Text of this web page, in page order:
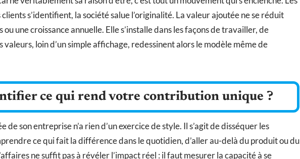
s’identifient, la société salue l’originalité. La valeur ajoutée ne se réduit
ou une croissance annuelle. Elle s’installe dans les façons de travailler, de
valeurs, loin d’un simple affichage, redessinent alors le modèle même de
ce qui rend votre contribution unique ?
son entreprise n’a rien d’un exercice de style. Il s’agit de disséquer les
ce qui fait la différence dans le quotidien, d’aller au-delà du produit ou du
ne suffit pas à révéler l’impact réel : il faut mesurer la capacité à se